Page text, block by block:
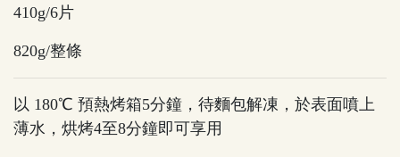
410g/6片
820g/整條
以 180℃ 預熱烤箱5分鐘，待麵包解凍，於表面噴上
薄水，烘烤4至8分鐘即可享用